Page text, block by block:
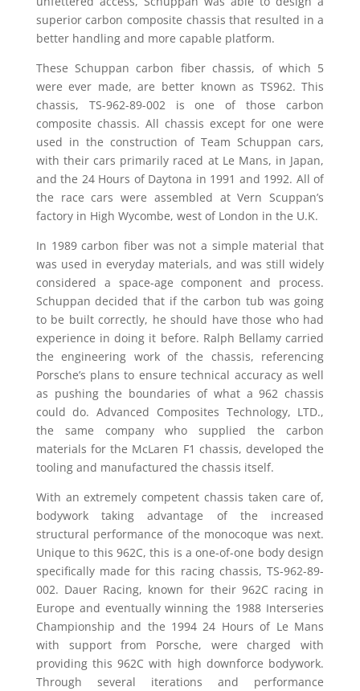
superior carbon composite chassis that resulted in a
better handling and more capable platform.
These Schuppan carbon fiber chassis, of which 5
were ever made, are better known as TS962. This
chassis, TS-962-89-002 is one of those carbon
composite chassis. All chassis except for one were
used in the construction of Team Schuppan cars,
with their cars primarily raced at Le Mans, in Japan,
and the 24 Hours of Daytona in 1991 and 1992. All of
the race cars were assembled at Vern Scuppan’s
factory in High Wycombe, west of London in the U.K.
In 1989 carbon fiber was not a simple material that
was used in everyday materials, and was still widely
considered a space-age component and process.
Schuppan decided that if the carbon tub was going
to be built correctly, he should have those who had
experience in doing it before. Ralph Bellamy carried
the engineering work of the chassis, referencing
Porsche’s plans to ensure technical accuracy as well
as pushing the boundaries of what a 962 chassis
could do. Advanced Composites Technology, LTD.,
the same company who supplied the carbon
materials for the McLaren F1 chassis, developed the
tooling and manufactured the chassis itself.
With an extremely competent chassis taken care of,
bodywork taking advantage of the increased
structural performance of the monocoque was next.
Unique to this 962C, this is a one-of-one body design
specifically made for this racing chassis, TS-962-89-
002. Dauer Racing, known for their 962C racing in
Europe and eventually winning the 1988 Interseries
Championship and the 1994 24 Hours of Le Mans
with support from Porsche, were charged with
providing this 962C with high downforce bodywork.
Through several iterations and performance